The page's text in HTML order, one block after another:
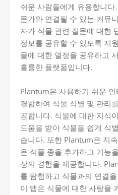
쉬운 사람들에게 유용합니
문가와 연결될 수 있는 커뮤
자가 식물 관련 질문에 대한
정보를 공유할 수 있도록 지
물에 대한 열정을 공유하고
훌륭한 플랫폼입니다.
Plantum은 사용하기 쉬운
결합하여 식물 식별 및 관리
공합니다. 식물에 대한 지식
도움을 받아 식물을 쉽게 식
습니다. 또한 Plantum은 지
운 식물 종을 추가하고 기능
상의 경험을 제공합니다.
를 탐험하고 식물과의 연결
이 앱은 식물에 대한 사랑을